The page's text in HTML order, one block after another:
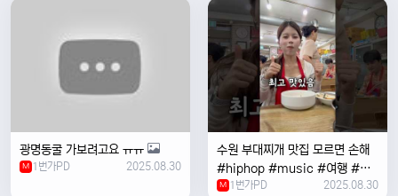
광명동굴 가보려고요 ㅠㅠ
M 1번가PD 2025.08.30
수원 부대찌개 맛집 모르면 손해
#hiphop #music #여행 #맛
집 #수원 #한국여행 #베트남여
M 1번가PD 2025.08.30